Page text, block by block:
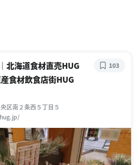
北海道食材直売HUG
食材飲食店街HUG
区南２条西５丁目５
103